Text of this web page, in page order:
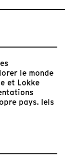
le monde
et Lokke
pays. Iels